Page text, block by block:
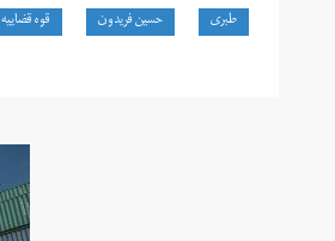
طبری حسین فریدون قوه قضاییه